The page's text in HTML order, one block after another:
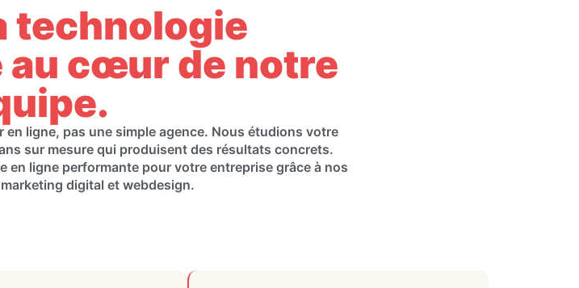
technologie
cœur de notre
ligne, pas une simple agence. Nous étudions votre
sur mesure qui produisent des résultats concrets.
en ligne performante pour votre entreprise grâce à nos
digital et webdesign.